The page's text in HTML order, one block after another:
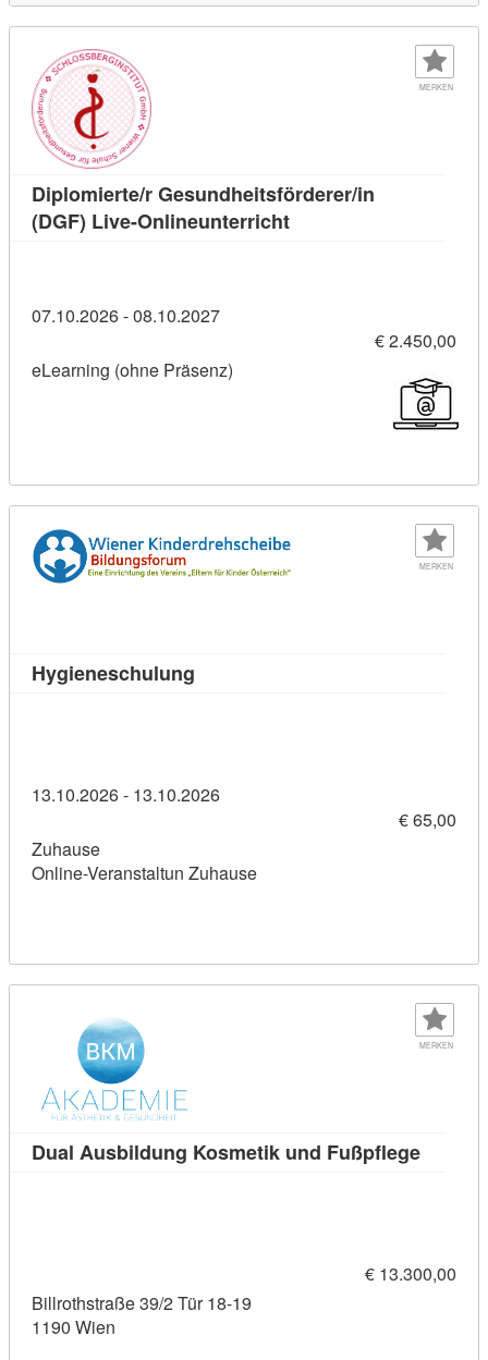
MERKEN
Diplomierte/r Gesundheitsförderer/in
(DGF) Live-OnlineunterrichtKursdetail:
07.10.2026 - 08.10.2027
€ 2.450,00
eLearning (ohne Präsenz)
MERKEN
Hygieneschulung
13.10.2026 - 13.10.2026
€ 65,00
Zuhause
Online-Veranstaltun Zuhause
MERKEN
Dual Ausbildung Kosmetik und Fußpflege
€ 13.300,00
Billrothstraße 39/2 Tür 18-19
1190 Wien